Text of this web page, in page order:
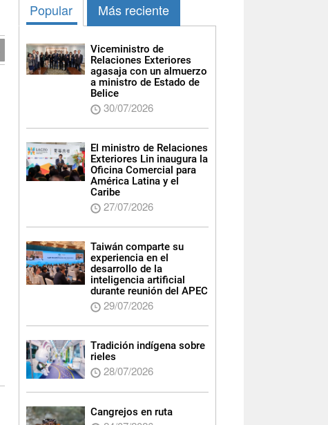
Popular Más reciente
Viceministro de
Relaciones Exteriores
agasaja con un almuerzo
a ministro de Estado de
Belice
30/07/2026
El ministro de Relaciones
Exteriores Lin inaugura la
Oficina Comercial para
América Latina y el
Caribe
27/07/2026
Taiwán comparte su
experiencia en el
desarrollo de la
inteligencia artificial
durante reunión del APEC
29/07/2026
Tradición indígena sobre
rieles
28/07/2026
Cangrejos en ruta